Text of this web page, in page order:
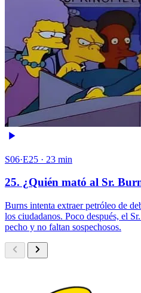
S06·E25 · 23 min
25. ¿Quién mató al Sr.
Burns intenta extraer petróleo de
los ciudadanos. Poco después, el
pecho y no faltan sospechosos.